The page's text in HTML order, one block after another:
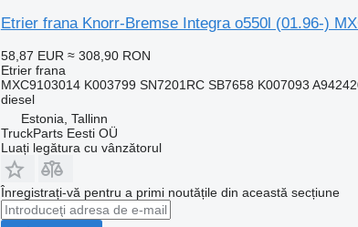
Etrier frana Knorr-Bremse Integra o550l (01.96-)
58,87 EUR ≈ 308,90 RON
Etrier frana
MXC9103014 K003799 SN7201RC SB7658 K007093
diesel
Estonia, Tallinn
TruckParts Eesti OÜ
Luați legătura cu vânzătorul
Înregistrați-vă pentru a primi noutățile din această secțiune